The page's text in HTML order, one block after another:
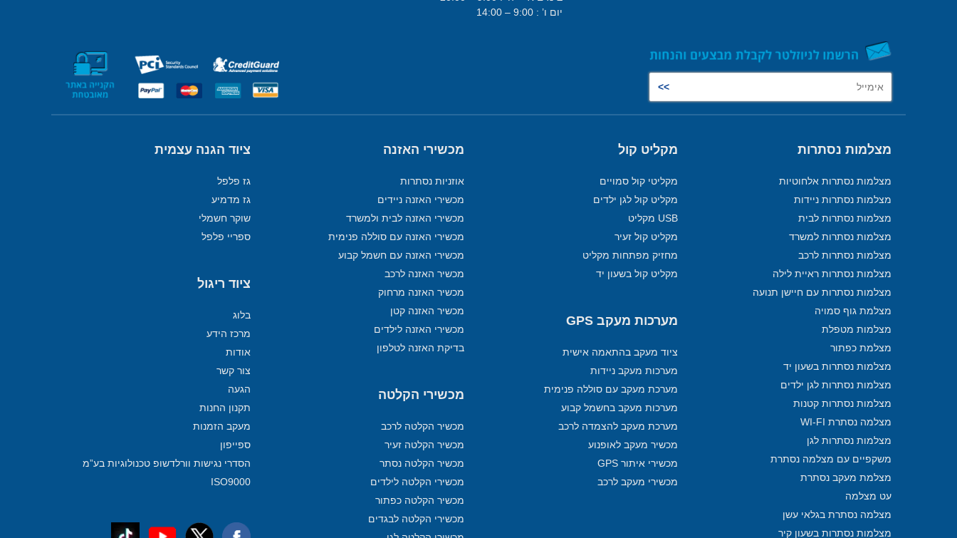
יום ו’ : 9:00 – 14:00
מצלמות נסתרות
מצלמות נסתרות אלחוטיות
מצלמות נסתרות ניידות
מצלמות נסתרות לבית
מצלמות נסתרות למשרד
מצלמות נסתרות לרכב
מצלמות נסתרות ראיית לילה
מצלמות נסתרות עם חיישן תנועה
מצלמת גוף סמויה
מצלמות מטפלת
מצלמת כפתור
מצלמות נסתרות בשעון יד
מצלמות נסתרות לגן ילדים
מצלמות נסתרות קטנות
מצלמה נסתרת WI-FI
מצלמות נסתרות לגן
משקפיים עם מצלמה נסתרת
מצלמת מעקב נסתרת
עט מצלמה
מצלמה נסתרת בגלאי עשן
מצלמות נסתרות בשעון קיר
מקליט קול
מקליטי קול סמויים
מקליט קול לגן ילדים
USB מקליט
מקליט קול זעיר
מחזיק מפתחות מקליט
מקליט קול בשעון יד
מערכות מעקב GPS
ציוד מעקב בהתאמה אישית
מערכות מעקב ניידות
מערכת מעקב עם סוללה פנימית
מערכות מעקב בחשמל קבוע
מערכת מעקב להצמדה לרכב
מכשיר מעקב לאופנוע
מכשירי איתור GPS
מכשירי מעקב לרכב
מכשירי האזנה
אוזניות נסתרות
מכשירי האזנה ניידים
מכשירי האזנה לבית ולמשרד
מכשירי האזנה עם סוללה פנימית
מכשירי האזנה עם חשמל קבוע
מכשיר האזנה לרכב
מכשיר האזנה מרחוק
מכשיר האזנה קטן
מכשירי האזנה לילדים
בדיקת האזנה לטלפון
מכשירי הקלטה
מכשיר הקלטה לרכב
מכשיר הקלטה זעיר
מכשיר הקלטה נסתר
מכשירי הקלטה לילדים
מכשיר הקלטה כפתור
מכשירי הקלטה לבגדים
ציוד הגנה עצמית
גז פלפל
גז מדמיע
שוקר חשמלי
ספריי פלפל
ציוד ריגול
בלוג
מרכז הידע
אודות
צור קשר
הגעה
תקנון החנות
מעקב הזמנות
ספייפון
הסדרי נגישות וורלדשופ טכנולוגיות בע”מ
ISO9000